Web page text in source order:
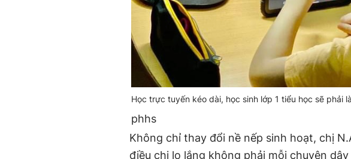
Học trực tuyến kéo dài, học sinh lớp 1 tiểu học sẽ phải
phhs
Không chỉ thay đổi nề nếp sinh hoạt, chị
điều chị lo lắng không phải mỗi chuyện